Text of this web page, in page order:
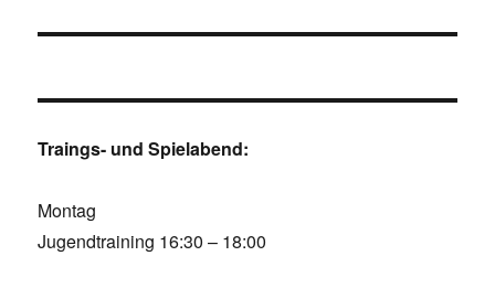
Traings- und Spielabend:
Montag
Jugendtraining 16:30 – 18:00